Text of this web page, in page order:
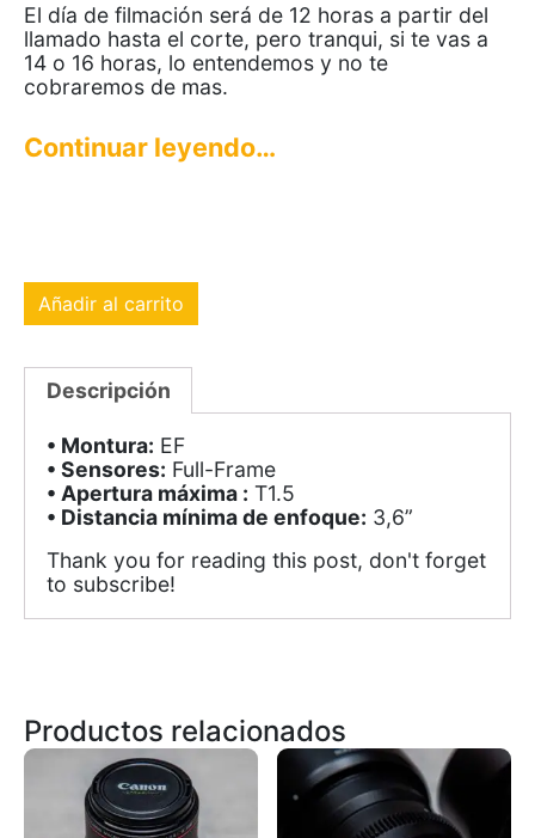
El día de filmación será de 12 horas a partir del
llamado hasta el corte, pero tranqui, si te vas a
14 o 16 horas, lo entendemos y no te
cobraremos de mas.
Continuar leyendo…
Añadir al carrito
Descripción
• Montura: EF
• Sensores: Full-Frame
• Apertura máxima : T1.5
• Distancia mínima de enfoque: 3,6”
Thank you for reading this post, don't forget
to subscribe!
Productos relacionados